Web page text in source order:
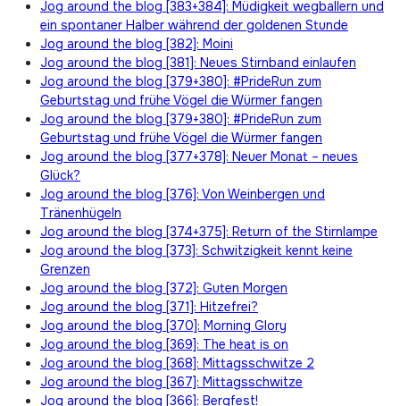
Jog around the blog [383+384]: Müdigkeit wegballern und
ein spontaner Halber während der goldenen Stunde
Jog around the blog [382]: Moini
Jog around the blog [381]: Neues Stirnband einlaufen
Jog around the blog [379+380]: #PrideRun zum
Geburtstag und frühe Vögel die Würmer fangen
Jog around the blog [379+380]: #PrideRun zum
Geburtstag und frühe Vögel die Würmer fangen
Jog around the blog [377+378]: Neuer Monat – neues
Glück?
Jog around the blog [376]: Von Weinbergen und
Tränenhügeln
Jog around the blog [374+375]: Return of the Stirnlampe
Jog around the blog [373]: Schwitzigkeit kennt keine
Grenzen
Jog around the blog [372]: Guten Morgen
Jog around the blog [371]: Hitzefrei?
Jog around the blog [370]: Morning Glory
Jog around the blog [369]: The heat is on
Jog around the blog [368]: Mittagsschwitze 2
Jog around the blog [367]: Mittagsschwitze
Jog around the blog [366]: Bergfest!